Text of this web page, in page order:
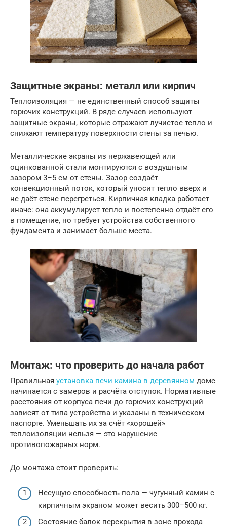
Защитные экраны: металл или кирпич
Теплоизоляция — не единственный способ защиты
горючих конструкций. В ряде случаев используют
защитные экраны, которые отражают лучистое тепло и
снижают температуру поверхности стены за печью.
Металлические экраны из нержавеющей или
оцинкованной стали монтируются с воздушным
зазором 3–5 см от стены. Зазор создаёт
конвекционный поток, который уносит тепло вверх и
не даёт стене перегреться. Кирпичная кладка работает
иначе: она аккумулирует тепло и постепенно отдаёт его
в помещение, но требует устройства собственного
фундамента и занимает больше места.
Монтаж: что проверить до начала работ
Правильная установка печи камина в деревянном доме
начинается с замеров и расчёта отступок. Нормативные
расстояния от корпуса печи до горючих конструкций
зависят от типа устройства и указаны в техническом
паспорте. Уменьшать их за счёт «хорошей»
теплоизоляции нельзя — это нарушение
противопожарных норм.
До монтажа стоит проверить:
Несущую способность пола — чугунный камин с
кирпичным экраном может весить 300–500 кг.
Состояние балок перекрытия в зоне прохода